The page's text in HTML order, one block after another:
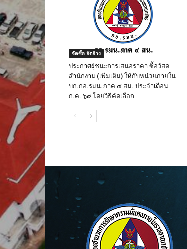
จัดซื้อ จัดจ้าง
ประกาศผู้ชนะการเสนอราคา ซื้อวัสด
สำนักงาน (เพิ่มเติม) ให้กับหน่วยภายใน
บก.กอ.รมน.ภาค ๔ สม. ประจำเดือน
ก.ค. ๖๙ โดยวิธีคัดเลือก